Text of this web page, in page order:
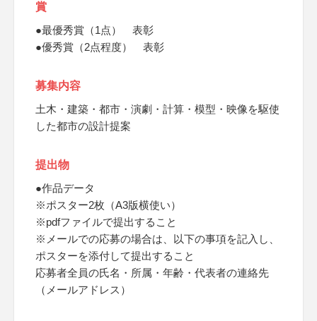
賞
●最優秀賞（1点） 表彰
●優秀賞（2点程度） 表彰
募集内容
土木・建築・都市・演劇・計算・模型・映像を駆使
した都市の設計提案
提出物
●作品データ
※ポスター2枚（A3版横使い）
※pdfファイルで提出すること
※メールでの応募の場合は、以下の事項を記入し、
ポスターを添付して提出すること
応募者全員の氏名・所属・年齢・代表者の連絡先
（メールアドレス）